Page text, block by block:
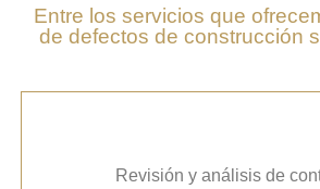
Entre los servicios que
de defectos de construcción
Revisión y análisis de